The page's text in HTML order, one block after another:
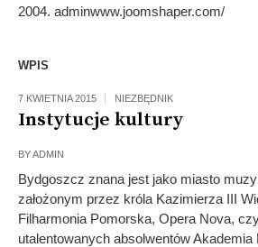
2004. adminwww.joomshaper.com/
WPIS
7 KWIETNIA 2015 NIEZBĘDNIK
Instytucje kultury
BYADMIN
Bydgoszcz znana jest jako miasto
założonym przez króla Kazimierza III
Filharmonia Pomorska, Opera Nova,
utalentowanych absolwentów